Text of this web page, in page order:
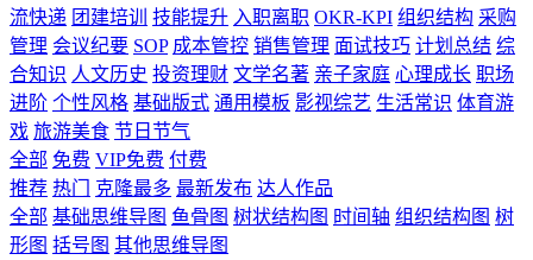
流快递 团建培训 技能提升 入职离职 OKR-KPI 组织结构 采购
管理 会议纪要 SOP 成本管控 销售管理 面试技巧 计划总结 综
合知识 人文历史 投资理财 文学名著 亲子家庭 心理成长 职场
进阶 个性风格 基础版式 通用模板 影视综艺 生活常识 体育游
戏 旅游美食 节日节气
全部 免费 VIP免费 付费
推荐 热门 克隆最多 最新发布 达人作品
全部 基础思维导图 鱼骨图 树状结构图 时间轴 组织结构图 树
形图 括号图 其他思维导图